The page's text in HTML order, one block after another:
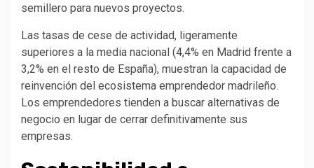
semillero para nuevos proyectos.
Las tasas de cese de actividad, ligeramente
superiores a la media nacional (4,4% en Madrid frente a
3,2% en el resto de España), muestran la capacidad de
reinvención del ecosistema emprendedor madrileño.
Los emprendedores tienden a buscar alternativas de
negocio en lugar de cerrar definitivamente sus
empresas.